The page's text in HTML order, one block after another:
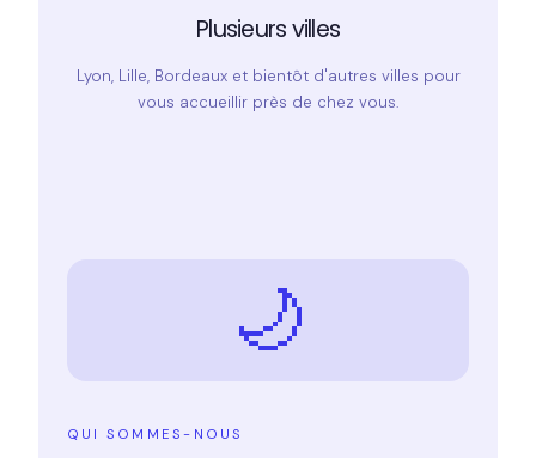
Plusieurs villes
Lyon, Lille, Bordeaux et bientôt d'autres villes pour
vous accueillir près de chez vous.
🌙
QUI SOMMES-NOUS